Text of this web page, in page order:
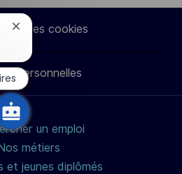
via
twitter
par
e-
mail
des cookies
personnelles
un emploi
métiers
et jeunes diplômés
Fermer
notification
du
chatbot